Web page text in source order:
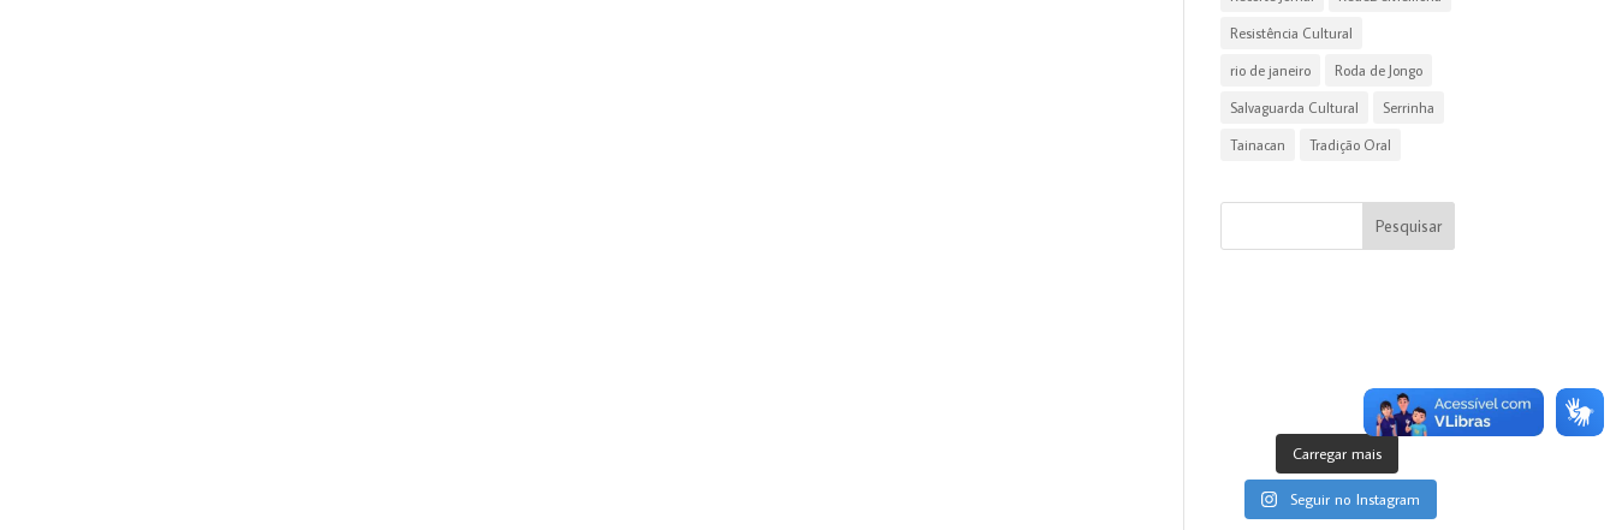
Resistência Cultural
rio de janeiro Roda de Jongo
Salvaguarda Cultural Serrinha
Tainacan Tradição Oral
Pesquisar
Carregar mais
Seguir no Instagram